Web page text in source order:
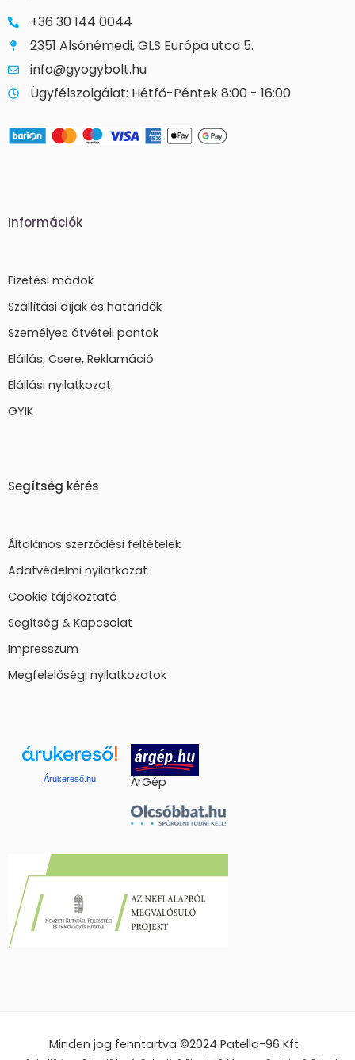
+36 30 144 0044
2351 Alsónémedi, GLS Európa utca 5.
info@gyogybolt.hu
Ügyfélszolgálat: Hétfő-Péntek 8:00 - 16:00
Információk
Fizetési módok
Szállítási díjak és határidők
Személyes átvételi pontok
Elállás, Csere, Reklamáció
Elállási nyilatkozat
GYIK
Segítség kérés
Általános szerződési feltételek
Adatvédelmi nyilatkozat
Cookie tájékoztató
Segítség & Kapcsolat
Impresszum
Megfelelőségi nyilatkozatok
Árukereső.hu ÁrGép
Minden jog fenntartva ©2024Patella-96 Kft.